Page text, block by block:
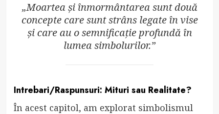
„Moartea și înmormântarea sunt două
concepte care sunt strâns legate în vise
și care au o semnificație profundă în
lumea simbolurilor.”
Intrebari/Raspunsuri: Mituri sau Realitate?
În acest capitol, am explorat simbolismul